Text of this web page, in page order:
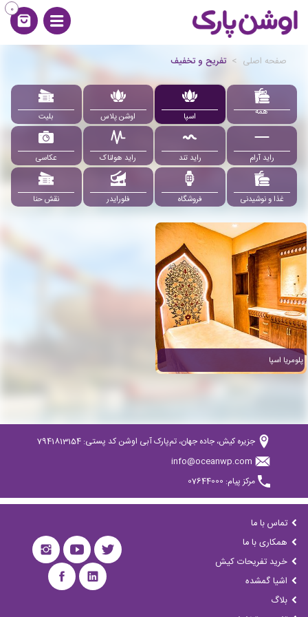
0
صفحه اصلی > تفریح و تخفیف
29
همه اسپا اوشن پلاس بلیت
راید آرام راید تند راید هولناک عکاسی
غذا و نوشیدنی فروشگاه فلورایدر نقش حنا
پلومریا اسپا
جزیره کیش، جاده جهان، تم‌پارک آبی اوشن کد پستی: 7941813154
info@oceanwp.com
مرکز پیام: 07644000
تماس با ما
همکاری با ما
خرید تفریحات کیش
اشیا گمشده
بلاگ